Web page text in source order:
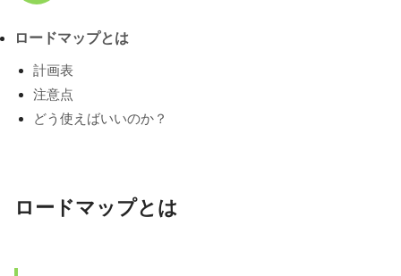
ロードマップとは
計画表
注意点
どう使えばいいのか？
ロードマップとは